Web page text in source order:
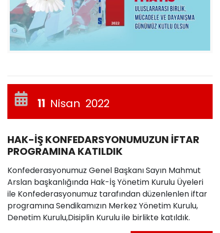
11 Nisan 2022
HAK-İŞ KONFEDARSYONUMUZUN İFTAR
PROGRAMINA KATILDIK
Konfederasyonumuz Genel Başkanı Sayın Mahmut
Arslan başkanlığında Hak-İş Yönetim Kurulu Üyeleri
ile Konfederasyonumuz tarafından düzenlenlen iftar
programına Sendikamızın Merkez Yönetim Kurulu,
Denetim Kurulu,Disiplin Kurulu ile birlikte katıldık.